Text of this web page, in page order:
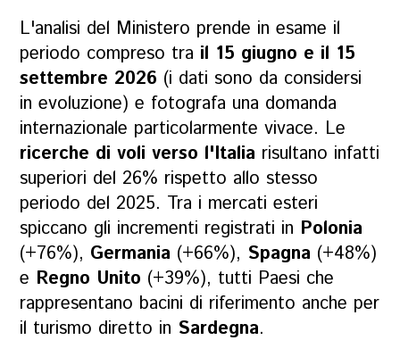
L'analisi del Ministero prende in esame il
periodo compreso tra il 15 giugno e il 15
settembre 2026 (i dati sono da considersi
in evoluzione) e fotografa una domanda
internazionale particolarmente vivace. Le
ricerche di voli verso l'Italia risultano infatti
superiori del 26% rispetto allo stesso
periodo del 2025. Tra i mercati esteri
spiccano gli incrementi registrati in Polonia
(+76%), Germania (+66%), Spagna (+48%)
e Regno Unito (+39%), tutti Paesi che
rappresentano bacini di riferimento anche per
il turismo diretto in Sardegna.